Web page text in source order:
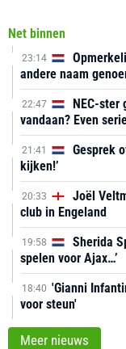
Net binnen
23:14
andere naam
22:47
NEC-ster
vandaan? Even
21:41
Gesprek
kijken!’
20:33
Joël
club in Engeland
19:58
Sherida
spelen voor Ajax…’
18:40 'Gianni
voor steun'
Meer nieuws